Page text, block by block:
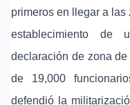
primeros en llegar a
establecimiento de
declaración de zona
de 19,000
defendió la